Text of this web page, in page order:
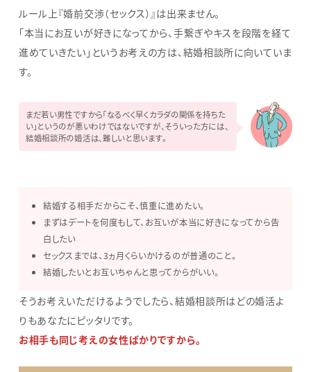
ルール上『婚前交渉（セックス）』は出来ません。
「本当にお互いが好きになってから、手繋ぎやキスを段階を経て
進めていきたい」というお考えの方は、結婚相談所に向いていま
す。
まだ若い男性ですから「なるべく早くカラダの関係を持ちた
い」というのが悪いわけではないですが、そういった方には、
結婚相談所の婚活は、難しいと思います。
結婚する相手だからこそ、慎重に進めたい。
まずはデートを何度もして、お互いが本当に好きになってから告
白したい
セックスまでは、3ヵ月くらいかけるのが普通のこと。
結婚したいとお互いちゃんと思ってからがいい。
そうお考えいただけるようでしたら、結婚相談所はどの婚活よ
りもあなたにピッタリです。
お相手も同じ考えの女性ばかりですから。